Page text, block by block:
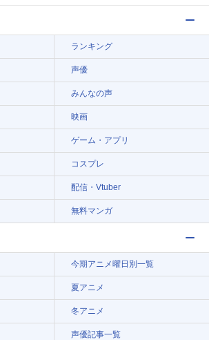
ランキング
声優
みんなの声
映画
ゲーム・アプリ
コスプレ
配信・Vtuber
無料マンガ
今期アニメ曜日別一覧
夏アニメ
冬アニメ
声優記事一覧